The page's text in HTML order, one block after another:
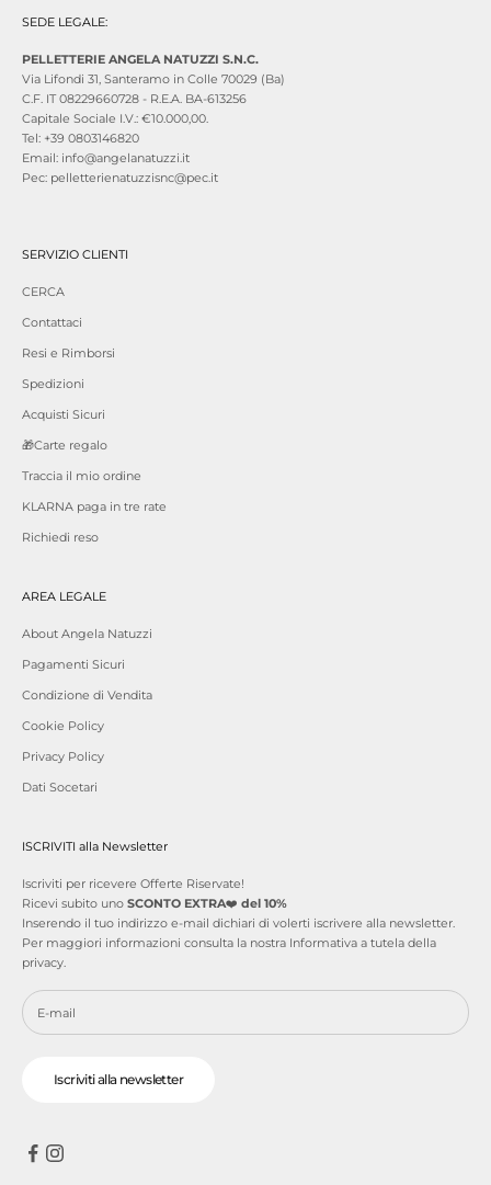
SEDE LEGALE:
PELLETTERIE ANGELA NATUZZI S.N.C.
Via Lifondi 31, Santeramo in Colle 70029 (Ba)
C.F. IT 08229660728 - R.E.A. BA-613256
Capitale Sociale I.V.: €10.000,00.
Tel: +39 0803146820
Email: info@angelanatuzzi.it
Pec: pelletterienatuzzisnc@pec.it
SERVIZIO CLIENTI
CERCA
Contattaci
Resi e Rimborsi
Spedizioni
Acquisti Sicuri
🎁Carte regalo
Traccia il mio ordine
KLARNA paga in tre rate
Richiedi reso
AREA LEGALE
About Angela Natuzzi
Pagamenti Sicuri
Condizione di Vendita
Cookie Policy
Privacy Policy
Dati Socetari
ISCRIVITI alla Newsletter
Iscriviti per ricevere Offerte Riservate!
Ricevi subito uno SCONTO EXTRA❤️ del 10%
Inserendo il tuo indirizzo e-mail dichiari di volerti iscrivere alla newsletter.
Per maggiori informazioni consulta la nostra Informativa a tutela della
privacy.
Iscriviti alla newsletter